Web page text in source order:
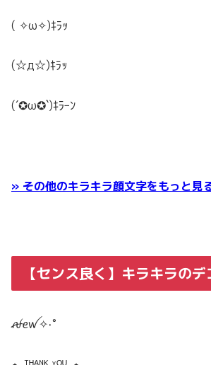
( ✧ω✧)ｷﾗｯ
(☆д☆)ｷﾗｯ
(´✪ω✪`)ｷﾗｰﾝ
» その他のキラキラ顔文字をもっと見
【センス良く】キラキラの
ꫛꫀꪝ✧‧˚